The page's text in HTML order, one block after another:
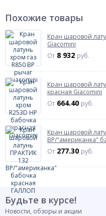
Инженерная система
Тип
Тип
Характеризует тип
Тип присоединения
Тип присоединения
Характеризует тип
трубопроводу или
Похожие товары
Кран шаровой
Giacomini
От 8 932 руб.
Кран шаровой
красная Giacomini
От 664.40 руб.
Кран шаровой
ВР/"американка"
От 277.30 руб.
Будьте в курсе!
Новости, обзоры и акции